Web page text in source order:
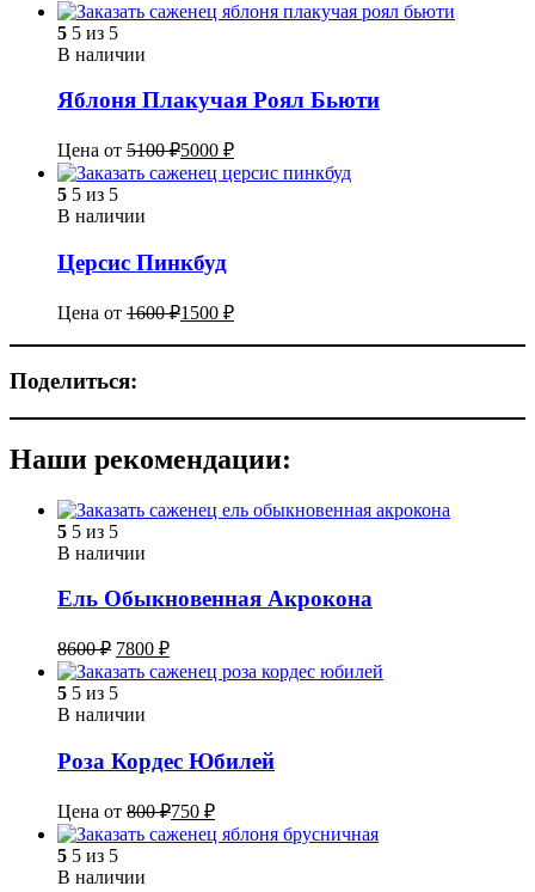
5 5 из 5
В наличии
Яблоня Плакучая Роял Бьюти
Цена от 5100₽5000 ₽
5 5 из 5
В наличии
Церсис Пинкбуд
Цена от 1600₽1500 ₽
Поделиться:
Наши рекомендации:
5 5 из 5
В наличии
Ель Обыкновенная Акрокона
8600₽ 7800 ₽
5 5 из 5
В наличии
Роза Кордес Юбилей
Цена от 800₽750 ₽
5 5 из 5
В наличии